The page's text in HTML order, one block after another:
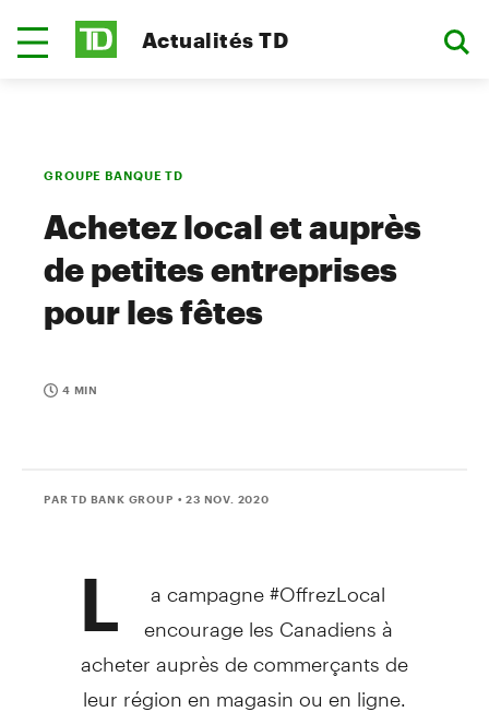
Actualités TD
GROUPE BANQUE TD
Achetez local et auprès
de petites entreprises
pour les fêtes
4 MIN
PAR TD BANK GROUP • 23 NOV. 2020
L
a campagne #OffrezLocal
encourage les Canadiens à
acheter auprès de commerçants de
leur région en magasin ou en ligne.